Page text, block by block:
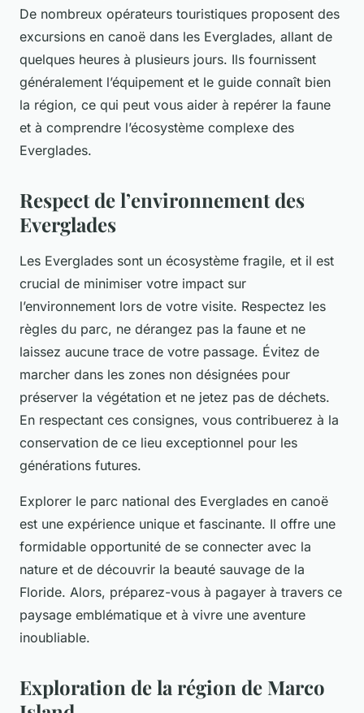
De nombreux opérateurs touristiques proposent des
excursions en canoë dans les Everglades, allant de
quelques heures à plusieurs jours. Ils fournissent
généralement l’équipement et le guide connaît bien
la région, ce qui peut vous aider à repérer la faune
et à comprendre l’écosystème complexe des
Everglades.
Respect de l’environnement des
Everglades
Les Everglades sont un écosystème fragile, et il est
crucial de minimiser votre impact sur
l’environnement lors de votre visite. Respectez les
règles du parc, ne dérangez pas la faune et ne
laissez aucune trace de votre passage. Évitez de
marcher dans les zones non désignées pour
préserver la végétation et ne jetez pas de déchets.
En respectant ces consignes, vous contribuerez à la
conservation de ce lieu exceptionnel pour les
générations futures.
Explorer le parc national des Everglades en canoë
est une expérience unique et fascinante. Il offre une
formidable opportunité de se connecter avec la
nature et de découvrir la beauté sauvage de la
Floride. Alors, préparez-vous à pagayer à travers ce
paysage emblématique et à vivre une aventure
inoubliable.
Exploration de la région de Marco